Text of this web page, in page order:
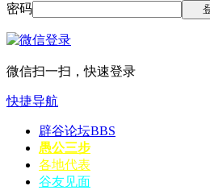
密码
微信扫一扫，快速登录
快捷导航
辟谷论坛BBS
愚公三步
各地代表
谷友见面